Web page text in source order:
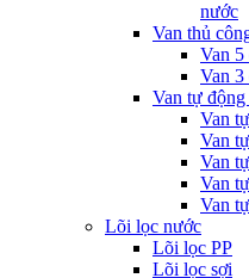
nước
Van thủ
Van 5
Van
Van tự động
Van
Van
Van
Van
Van
Lõi lọc nước
Lõi lọc PP
Lõi lọc sợi